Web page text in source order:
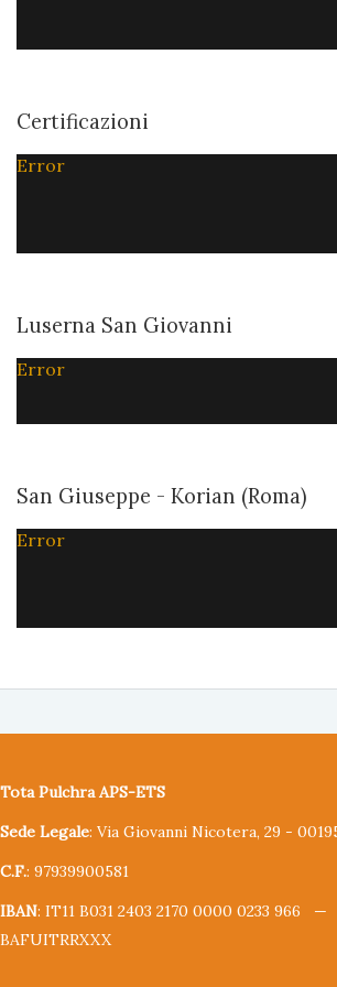
Certificazioni
Error
Luserna San Giovanni
Error
San Giuseppe - Korian (Roma)
Error
Tota Pulchra APS-ETS
Sede Legale: Via Giovanni Nicotera, 29 -
C.F.: 97939900581
IBAN: IT11 B031 2403 2170 0000 0233 966 —
BAFUITRRXXX